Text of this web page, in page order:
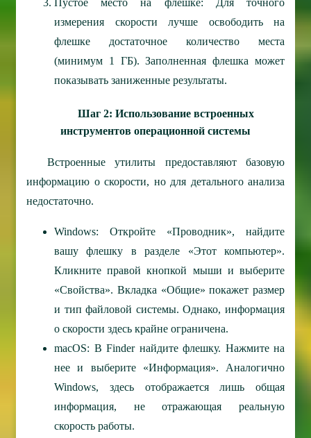
измерения скорости лучше освободить на
флешке достаточное количество места
(минимум 1 ГБ). Заполненная флешка может
показывать заниженные результаты.
Шаг 2: Использование встроенных
инструментов операционной системы
Встроенные утилиты предоставляют базовую
информацию о скорости, но для детального анализа
недостаточно.
Windows: Откройте «Проводник», найдите
вашу флешку в разделе «Этот компьютер».
Кликните правой кнопкой мыши и выберите
«Свойства». Вкладка «Общие» покажет размер
и тип файловой системы. Однако, информация
о скорости здесь крайне ограничена.
macOS: В Finder найдите флешку. Нажмите на
нее и выберите «Информация». Аналогично
Windows, здесь отображается лишь общая
информация, не отражающая реальную
скорость работы.